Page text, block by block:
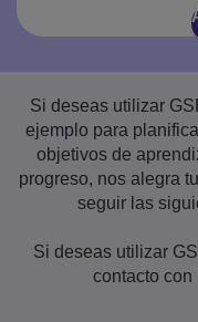
Si deseas utilizar
ejemplo para
objetivos de
progreso, nos alegra
seguir las
Si deseas utilizar
contacto con